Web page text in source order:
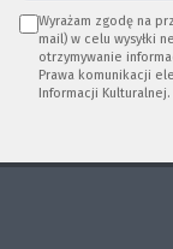
Wyrażam zgodę na
mail) w celu wysyłki
otrzymywanie
Prawa komunikacji
Informacji Kulturalnej.